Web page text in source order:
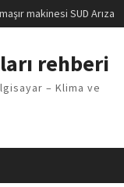
makinesi SUD Arıza
Kodu Regal kombi
kombi F3 Hatası
rehberi
– Klima ve